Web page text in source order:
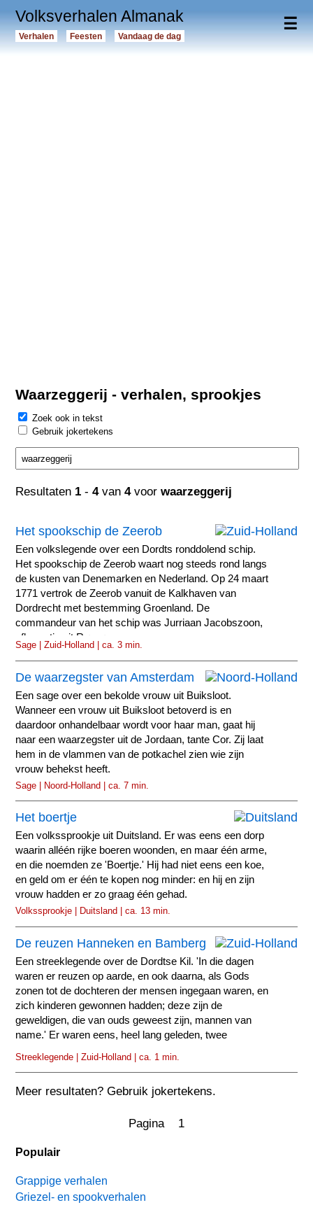
☰
Volksverhalen Almanak
Verhalen Feesten Vandaag de dag
Waarzeggerij - verhalen, sprookjes
Zoek ook in tekst
Gebruik jokertekens
Resultaten 1 -4van4voorwaarzeggerij
Het spookschip de Zeerob
Een volkslegende over een Dordts ronddolend schip.
Het spookschip de Zeerob waart nog steeds rond langs
de kusten van Denemarken en Nederland. Op 24 maart
1771 vertrok de Zeerob vanuit de Kalkhaven van
Dordrecht met bestemming Groenland. De
commandeur van het schip was Jurriaan Jacobszoon,
afkomstig uit Rømø.
Sage | Zuid-Holland | ca. 3 min.
De waarzegster van Amsterdam
Een sage over een bekolde vrouw uit Buiksloot.
Wanneer een vrouw uit Buiksloot betoverd is en
daardoor onhandelbaar wordt voor haar man, gaat hij
naar een waarzegster uit de Jordaan, tante Cor. Zij laat
hem in de vlammen van de potkachel zien wie zijn
vrouw behekst heeft.
Sage | Noord-Holland | ca. 7 min.
Het boertje
Een volkssprookje uit Duitsland. Er was eens een dorp
waarin alléén rijke boeren woonden, en maar één arme,
en die noemden ze 'Boertje.' Hij had niet eens een koe,
en geld om er één te kopen nog minder: en hij en zijn
vrouw hadden er zo graag één gehad.
Volkssprookje | Duitsland | ca. 13 min.
De reuzen Hanneken en Bamberg
Een streeklegende over de Dordtse Kil. 'In die dagen
waren er reuzen op aarde, en ook daarna, als Gods
zonen tot de dochteren der mensen ingegaan waren, en
zich kinderen gewonnen hadden; deze zijn de
geweldigen, die van ouds geweest zijn, mannen van
name.' Er waren eens, heel lang geleden, twee
Streeklegende | Zuid-Holland | ca. 1 min.
Meer resultaten? Gebruik jokertekens.
Pagina 1
Populair
Grappige verhalen
Griezel- en spookverhalen